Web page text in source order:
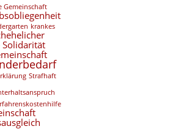
Gemeinschaft
krankes
Solidarität
Strafhaft